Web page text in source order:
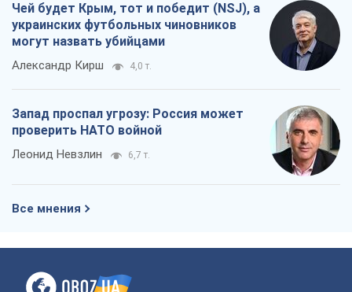
Чей будет Крым, тот и победит (NSJ), а
украинских футбольных чиновников
могут назвать убийцами
Александр Кирш 4,0 т.
Запад проспал угрозу: Россия может
проверить НАТО войной
Леонид Невзлин 6,7 т.
Все мнения